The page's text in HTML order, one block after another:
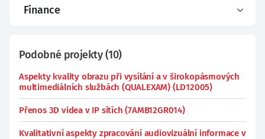
Finance
Podobné projekty(10)
Aspekty kvality obrazu při vysílání a v širokopásmových
multimediálních službách (QUALEXAM) (LD12005)
Přenos 3D videa v IP sítích (7AMB12GR014)
Kvalitativní aspekty zpracování audiovizuální informace v